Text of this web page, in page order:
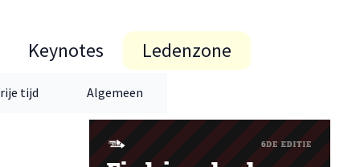
tijd Algemeen
Keynotes Ledenzone